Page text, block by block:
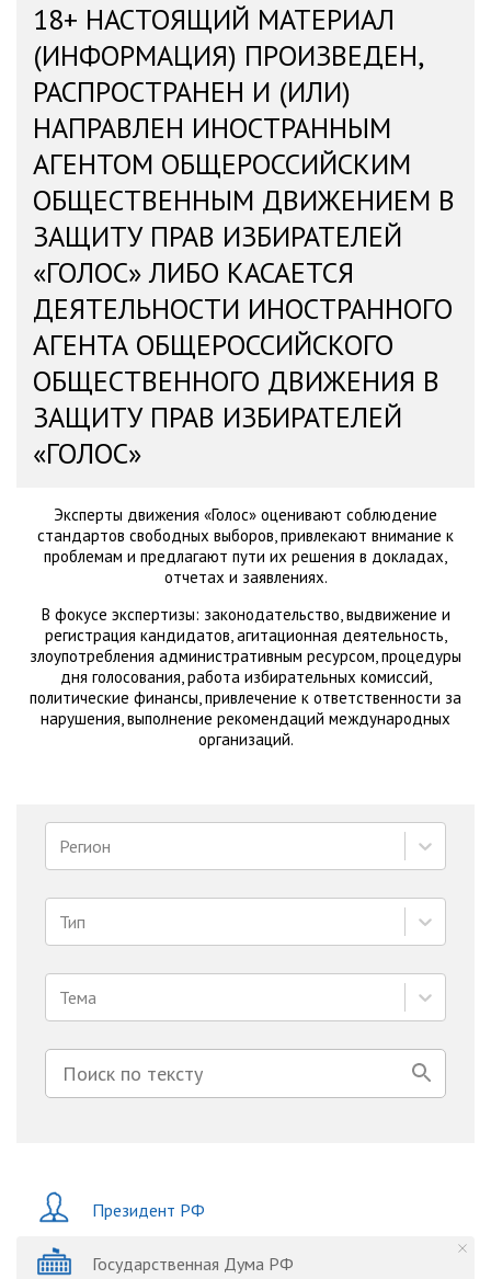
18+ НАСТОЯЩИЙ МАТЕРИАЛ
(ИНФОРМАЦИЯ) ПРОИЗВЕДЕН,
РАСПРОСТРАНЕН И (ИЛИ)
НАПРАВЛЕН ИНОСТРАННЫМ
АГЕНТОМ ОБЩЕРОССИЙСКИМ
ОБЩЕСТВЕННЫМ ДВИЖЕНИЕМ В
ЗАЩИТУ ПРАВ ИЗБИРАТЕЛЕЙ
«ГОЛОС» ЛИБО КАСАЕТСЯ
ДЕЯТЕЛЬНОСТИ ИНОСТРАННОГО
АГЕНТА ОБЩЕРОССИЙСКОГО
ОБЩЕСТВЕННОГО ДВИЖЕНИЯ В
ЗАЩИТУ ПРАВ ИЗБИРАТЕЛЕЙ
«ГОЛОС»
Эксперты движения «Голос» оценивают соблюдение
стандартов свободных выборов, привлекают внимание к
проблемам и предлагают пути их решения в докладах,
отчетах и заявлениях.
В фокусе экспертизы: законодательство, выдвижение и
регистрация кандидатов, агитационная деятельность,
злоупотребления административным ресурсом, процедуры
дня голосования, работа избирательных комиссий,
политические финансы, привлечение к ответственности за
нарушения, выполнение рекомендаций международных
организаций.
Регион
Тип
Тема
Президент РФ
Государственная Дума РФ